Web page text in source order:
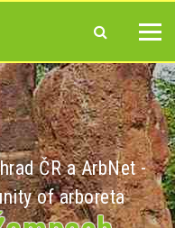
ČR a ArbNet -
of arboreta